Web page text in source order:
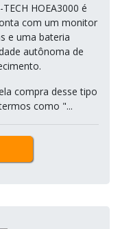
HOEA3000 é
com um monitor
e uma bateria
autônoma de
compra desse tipo
como "...